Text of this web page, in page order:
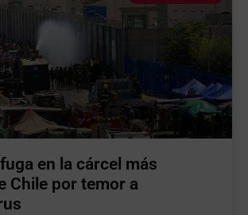
en la cárcel más
Chile por temor a